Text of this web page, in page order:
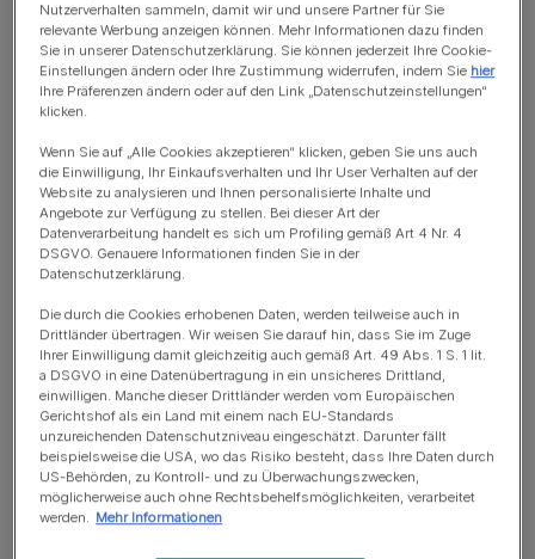
Akkubohrer/Akkuschrauber
Schrauben
Schleifpapier
Heißklebepistole
Seil (Sisalseil)
Holzplatte 50 x 50 cm
Nutzerverhalten sammeln, damit wir und unsere Partner für Sie
relevante Werbung anzeigen können. Mehr Informationen dazu finden
Sie in unserer Datenschutzerklärung. Sie können jederzeit Ihre Cookie-
Einstellungen ändern oder Ihre Zustimmung widerrufen, indem Sie hier
Ihre Präferenzen ändern oder auf den Link „Datenschutzeinstellungen“
klicken.
Wenn Sie auf „Alle Cookies akzeptieren“ klicken, geben Sie uns auch
die Einwilligung, Ihr Einkaufsverhalten und Ihr User Verhalten auf der
Website zu analysieren und Ihnen personalisierte Inhalte und
Angebote zur Verfügung zu stellen. Bei dieser Art der
Datenverarbeitung handelt es sich um Profiling gemäß Art 4 Nr. 4
DSGVO. Genauere Informationen finden Sie in der
Datenschutzerklärung.
Die durch die Cookies erhobenen Daten, werden teilweise auch in
Drittländer übertragen. Wir weisen Sie darauf hin, dass Sie im Zuge
Ihrer Einwilligung damit gleichzeitig auch gemäß Art. 49 Abs. 1 S. 1 lit.
a DSGVO in eine Datenübertragung in ein unsicheres Drittland,
einwilligen. Manche dieser Drittländer werden vom Europäischen
Gerichtshof als ein Land mit einem nach EU-Standards
unzureichenden Datenschutzniveau eingeschätzt. Darunter fällt
beispielsweise die USA, wo das Risiko besteht, dass Ihre Daten durch
US-Behörden, zu Kontroll- und zu Überwachungszwecken,
möglicherweise auch ohne Rechtsbehelfsmöglichkeiten, verarbeitet
werden. Mehr Informationen